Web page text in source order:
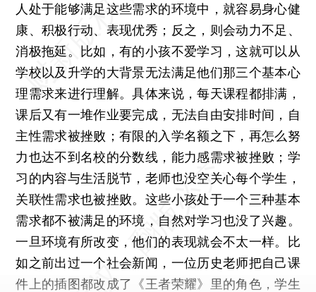
人处于能够满足这些需求的环境中，就容易身心健
康、积极行动、表现优秀；反之，则会动力不足、
消极拖延。比如，有的小孩不爱学习，这就可以从
学校以及升学的大背景无法满足他们那三个基本心
理需求来进行理解。具体来说，每天课程都排满，
课后又有一堆作业要完成，无法自由安排时间，自
主性需求被挫败；有限的入学名额之下，再怎么努
力也达不到名校的分数线，能力感需求被挫败；学
习的内容与生活脱节，老师也没空关心每个学生，
关联性需求也被挫败。这些小孩处于一个三种基本
需求都不被满足的环境，自然对学习也没了兴趣。
一旦环境有所改变，他们的表现就会不太一样。比
如之前出过一个社会新闻，一位历史老师把自己课
件上的插图都改成了《王者荣耀》里的角色，学生